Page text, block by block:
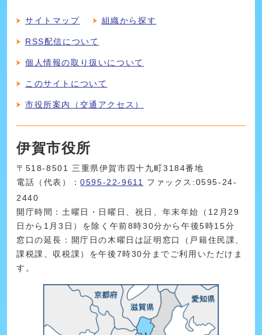
サイトマップ 組織から探す
RSS配信について
個人情報の取り扱いについて
このサイトについて
市役所案内（交通アクセス）
伊賀市役所
〒518-8501 三重県伊賀市四十九町3184番地
電話（代表）：0595-22-9611
ファックス:0595-24-
2440
開庁時間：土曜日・日曜日、祝日、年末年始（12月29
日から1月3日）を除く午前8時30分から午後5時15分
窓口の延長：開庁日の木曜日は証明窓口（戸籍住民課、
課税課、収税課）を午後7時30分までご利用いただけま
す。